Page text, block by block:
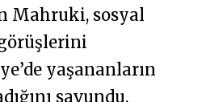
Mahruki, sosyal
yaşananların
savundu.